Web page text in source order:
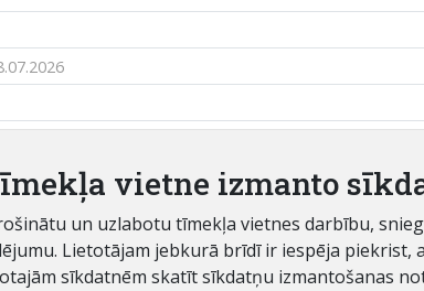
vietne izmanto
un uzlabotu tīmekļa vietnes darbību,
Lietotājam jebkurā brīdī ir iespēja
sīkdatnēm skatīt sīkdatņu izmantošanas